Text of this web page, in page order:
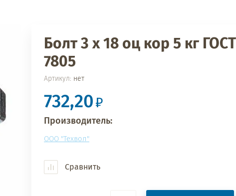
Болт 3 х 18 оц кор 5 кг ГОСТ
7805
Артикул: нет
732,20
Производитель:
ООО "Техвол"
Сравнить